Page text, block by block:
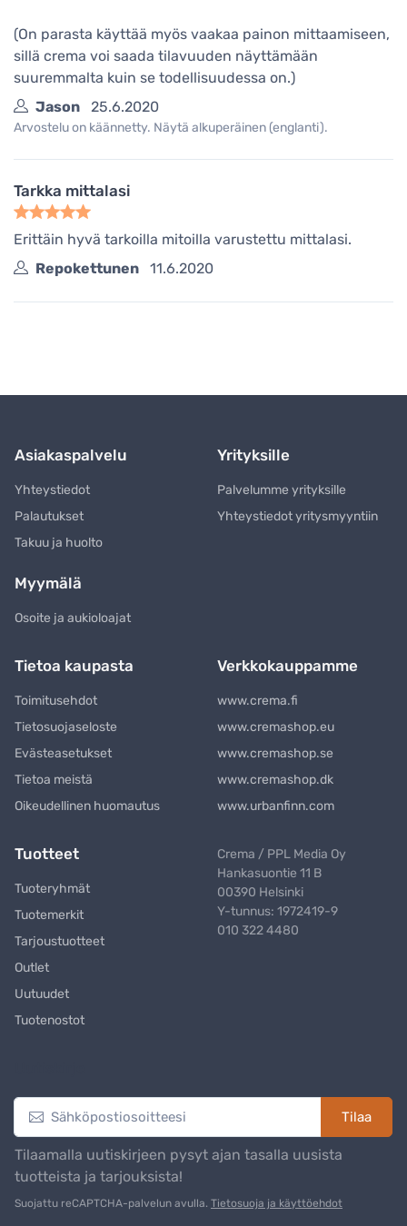
(On parasta käyttää myös vaakaa painon mittaamiseen,
sillä crema voi saada tilavuuden näyttämään
suuremmalta kuin se todellisuudessa on.)
Jason
25.6.2020
Arvostelu on käännetty. Näytä alkuperäinen (englanti).
Tarkka mittalasi
Erittäin hyvä tarkoilla mitoilla varustettu mittalasi.
Repokettunen
11.6.2020
Asiakaspalvelu
Yhteystiedot
Palautukset
Takuu ja huolto
Yrityksille
Palvelumme yrityksille
Yhteystiedot yritysmyyntiin
Myymälä
Osoite ja aukioloajat
Tietoa kaupasta
Toimitusehdot
Tietosuojaseloste
Evästeasetukset
Tietoa meistä
Oikeudellinen huomautus
Verkkokauppamme
www.crema.fi
www.cremashop.eu
www.cremashop.se
www.cremashop.dk
www.urbanfinn.com
Tuotteet
Tuoteryhmät
Tuotemerkit
Tarjoustuotteet
Outlet
Uutuudet
Tuotenostot
Crema / PPL Media Oy
Hankasuontie 11 B
00390 Helsinki
Y-tunnus: 1972419-9
010 322 4480
Tilaa
Tilaamalla uutiskirjeen pysyt ajan tasalla uusista
tuotteista ja tarjouksista!
Suojattu reCAPTCHA-palvelun avulla. Tietosuoja ja käyttöehdot